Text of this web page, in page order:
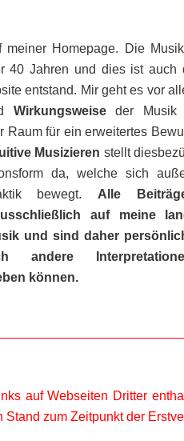
40 Jahren und dies ist auch
entstand. Mir geht es vor
Wirkungsweiseder Musik
Raum für ein erweitertes
Musizieren stellt
da, welche sich
bewegt. Alle
auf meine
und sind daher
andere
können.
auf Webseiten Dritter
zum Zeitpunkt der